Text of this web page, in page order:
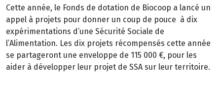
Cette année, le Fonds de dotation de Biocoop a lancé un
appel à projets pour donner un coup de pouce à dix
expérimentations d’une Sécurité Sociale de
l’Alimentation. Les dix projets récompensés cette année
se partageront une enveloppe de 115 000 €, pour les
aider à développer leur projet de SSA sur leur territoire.